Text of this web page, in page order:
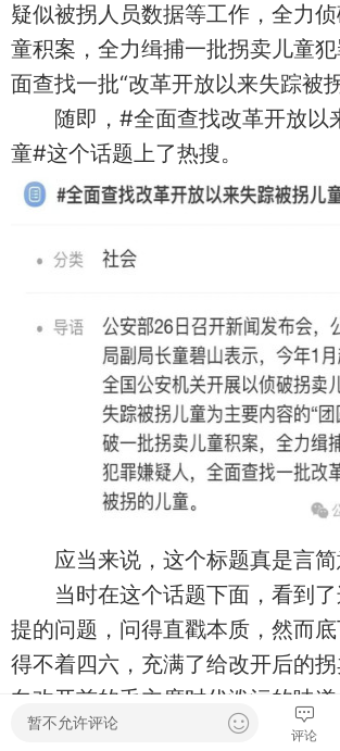
疑似被拐人员数据等工作，全力
童积案，全力缉捕一批拐卖儿童
面查找一批“改革开放以来失踪被拐
随即，#全面查找改革开放以
童#这个话题上了热搜。
应当来说，这个标题真是言简
当时在这个话题下面，看到了
提的问题，问得直戳本质，然而
得不着四六，充满了给改开后的
向改开前的毛主席时代泼污的味道
暂不允许评论
评论